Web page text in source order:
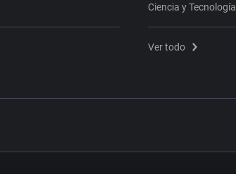
Ciencia y Tecnología
Ver todo